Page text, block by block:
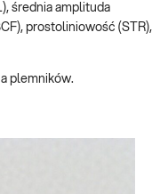
średnia amplituda
prostoliniowość (STR),
plemników.